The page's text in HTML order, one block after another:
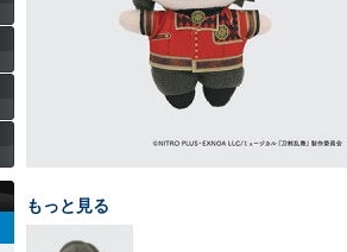
もっと見る